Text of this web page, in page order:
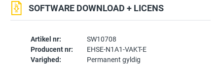
Artikel nr:
SW10708
Producent nr:
EHSE-N1A1-VAKT-E
Varighed:
Permanent gyldig
SOFTWARE DOWNLOAD + LICENS